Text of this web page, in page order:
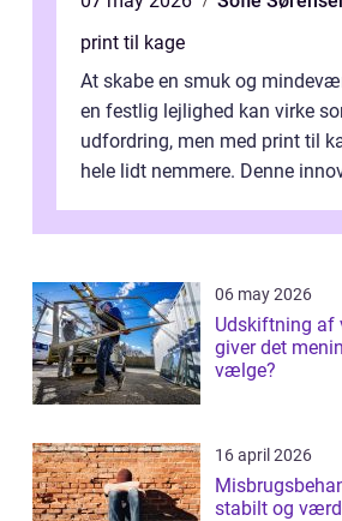
print til kage
At skabe en smuk og
en festlig lejlighed kan virke
udfordring, men med print til
hele lidt nemmere. Denne
06 may 2026
Udskiftning af
giver det
vælge?
16 april 2026
stabilt og